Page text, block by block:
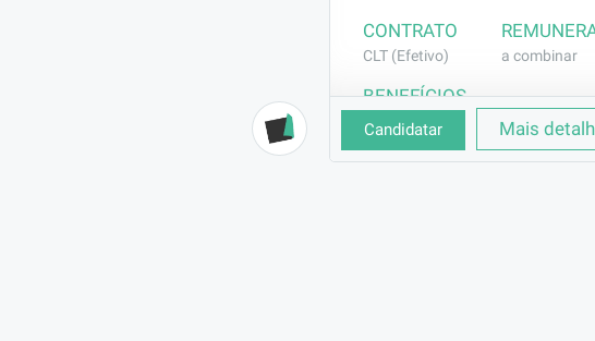
CONTRATO
CLT (Efetivo) a combinar
BENEFÍCIOS
Vale Transporte
serviços de
o bom andamento, a
Candidatar Mais